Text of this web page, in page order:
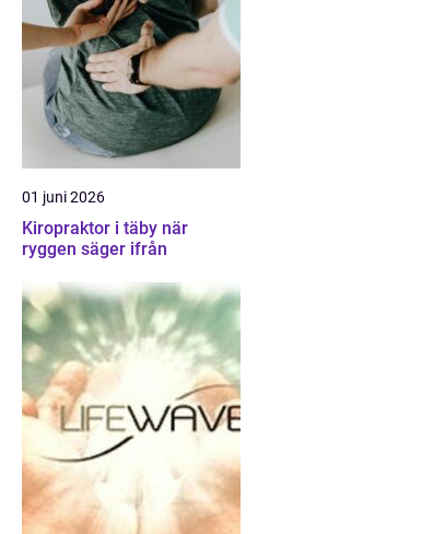
01 juni 2026
Kiropraktor i täby när
ryggen säger ifrån